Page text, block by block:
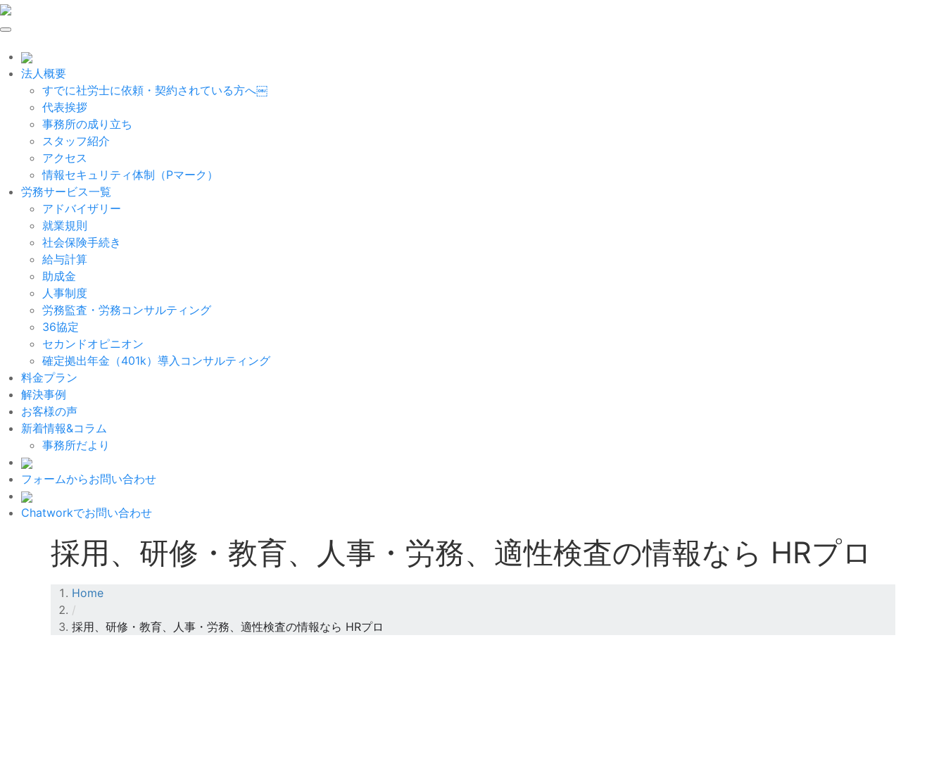
Skip
to
法人概要
すでに社労士に依頼・契約されている方へ￼
代表挨拶
事務所の成り立ち
スタッフ紹介
アクセス
情報セキュリティ体制（Pマーク）
労務サービス一覧
アドバイザリー
就業規則
社会保険手続き
給与計算
助成金
人事制度
労務監査・労務コンサルティング
36協定
セカンドオピニオン
確定拠出年金（401k）導入コンサルティング
料金プラン
解決事例
お客様の声
新着情報&コラム
事務所だより
フォームからお問い合わせ
Chatworkでお問い合わせ
採用、研修・教育、人事・労務、適性検査の情報なら HRプロ
Home
/
採用、研修・教育、人事・労務、適性検査の情報なら HRプロ